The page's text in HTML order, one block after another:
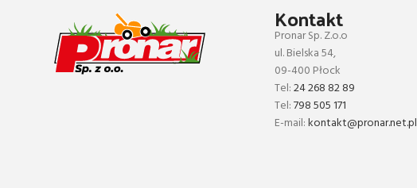
Kontakt
Pronar Sp. Z.o.o
ul. Bielska 54,
09-400 Płock
Tel:24 268 82 89
Tel:798 505 171
E-mail:kontakt@pronar.net.pl